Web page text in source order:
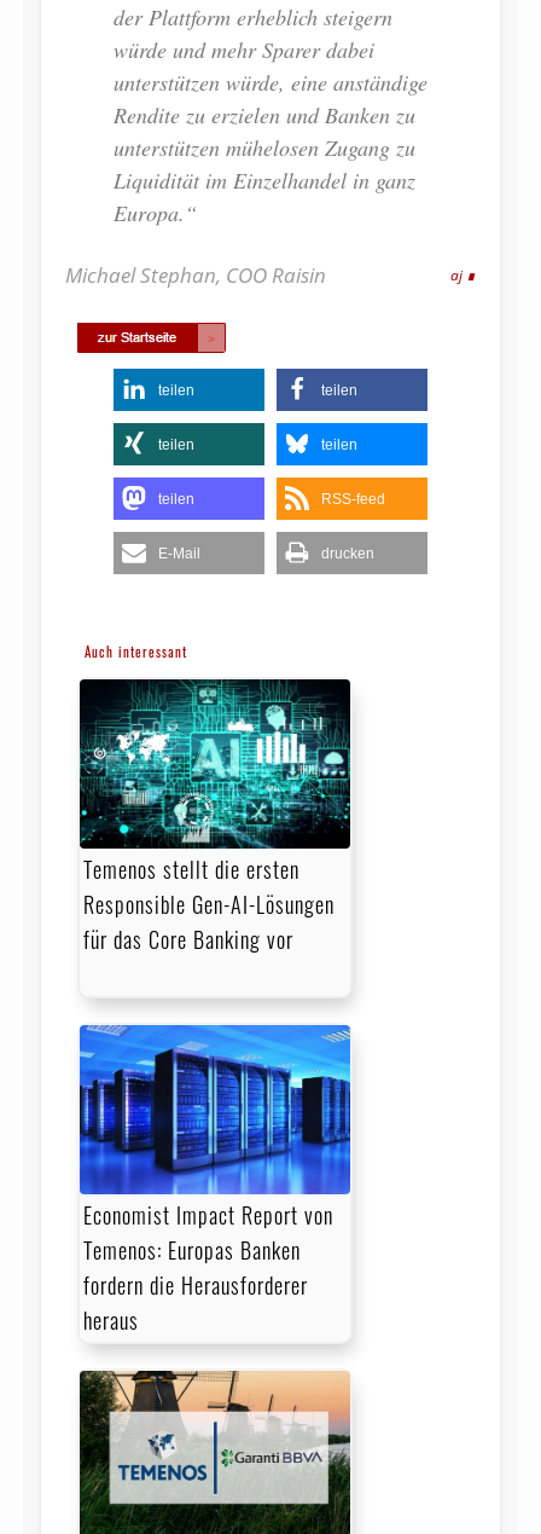
der Plattform erheblich steigern
würde und mehr Sparer dabei
unterstützen würde, eine anständige
Rendite zu erzielen und Banken zu
unterstützen mühelosen Zugang zu
Liquidität im Einzelhandel in ganz
Europa.“
Michael Stephan, COO Raisin aj
teilen teilen
teilen teilen
teilen RSS-feed
E-Mail drucken
Auch interessant
Temenos stellt die ersten
Responsible Gen-AI-Lösungen
für das Core Banking vor
Economist Impact Report von
Temenos: Europas Banken
fordern die Herausforderer
heraus